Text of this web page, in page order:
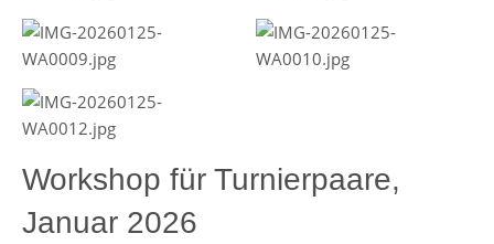
Workshop für Turnierpaare,
Januar 2026